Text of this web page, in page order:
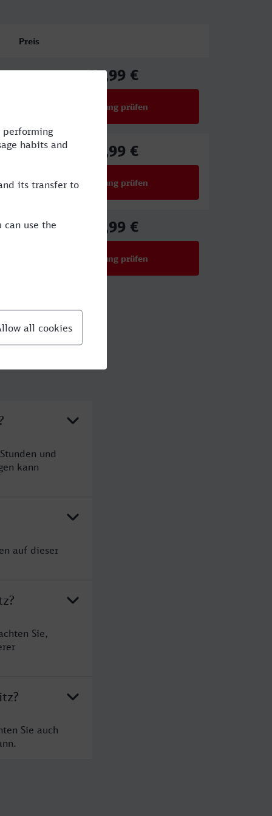
Preis
87,99 €
Verbindung prüfen
59,99 €
Verbindung prüfen
34,99 €
Verbindung prüfen
und
kann
auf dieser
Sie,
Sie auch